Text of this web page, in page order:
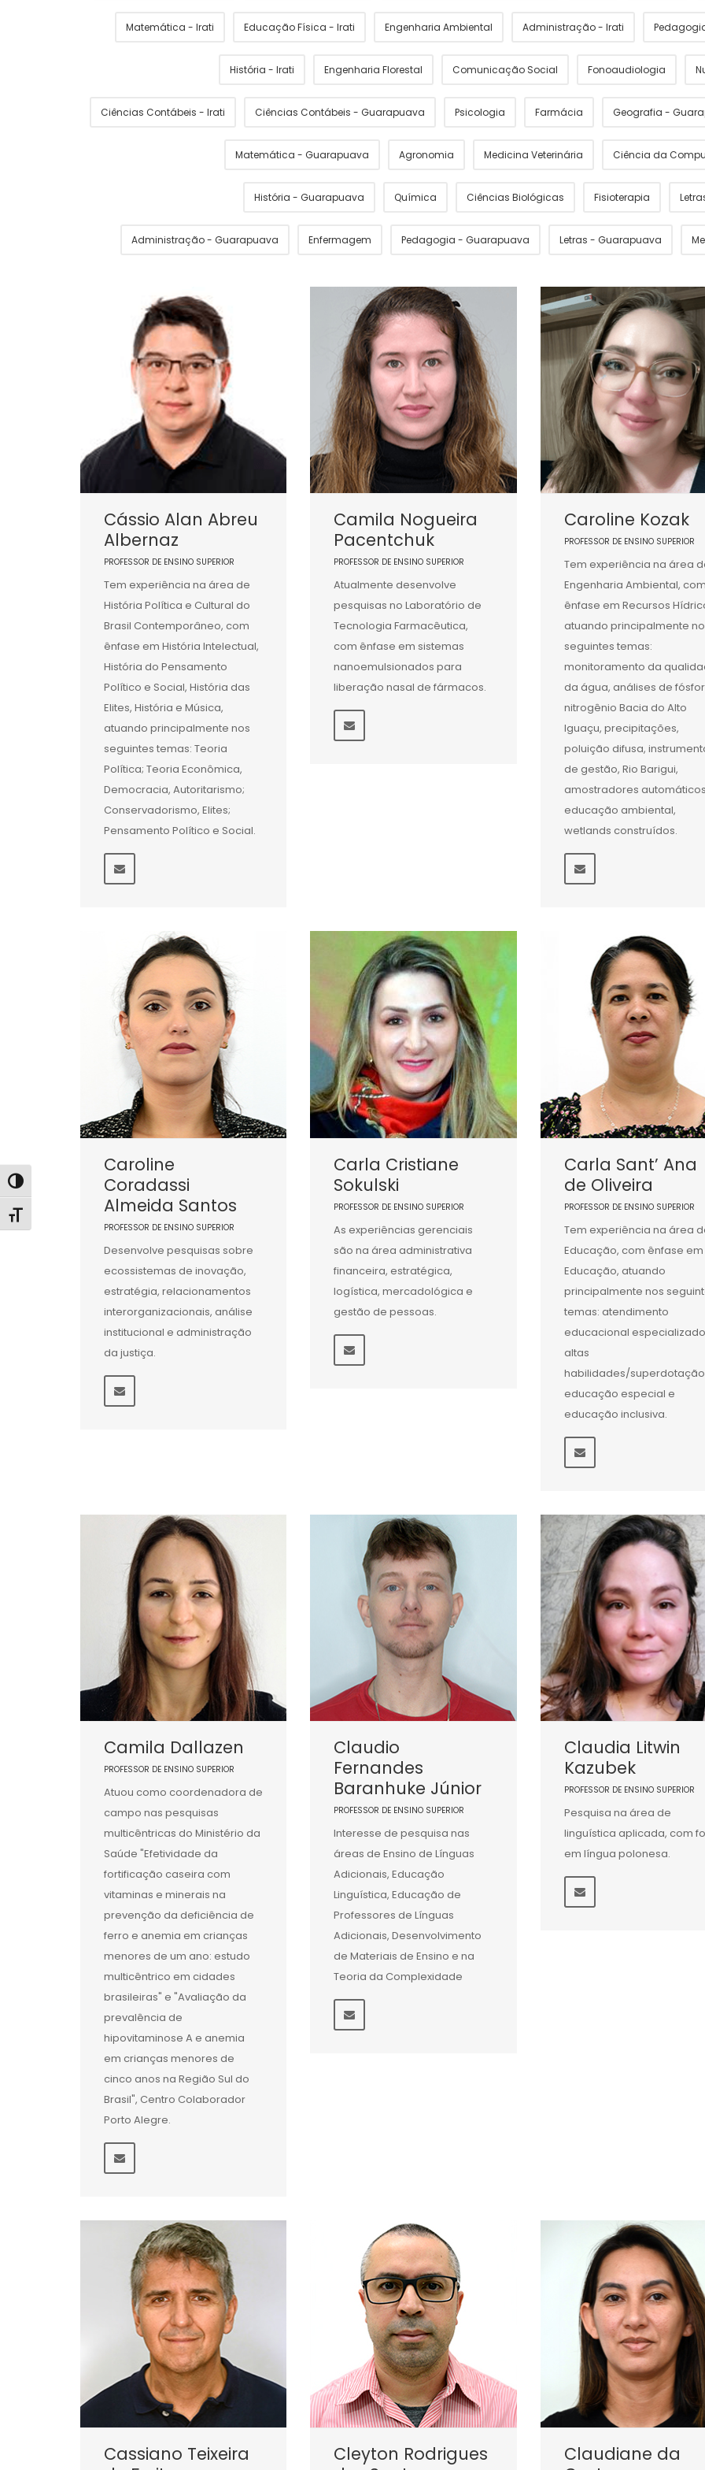
Alternar alto contraste
Alternar tamanho da fonte
Matemática - Irati Educação Física - Irati Engenharia Ambiental Administração - Irati
História - Irati Engenharia Florestal Comunicação Social Fonoaudiologia
Ciências Contábeis - Irati Ciências Contábeis - Guarapuava Psicologia Farmácia Geografia -
Matemática - Guarapuava Agronomia Medicina Veterinária Ciência da
História - Guarapuava Química Ciências Biológicas Fisioterapia
Administração - Guarapuava Enfermagem Pedagogia - Guarapuava Letras - Guarapuava
Cássio Alan Abreu
Albernaz
PROFESSOR DE ENSINO SUPERIOR
Tem experiência na área de
História Política e Cultural do
Brasil Contemporâneo, com
ênfase em História Intelectual,
História do Pensamento
Político e Social, História das
Elites, História e Música,
atuando principalmente nos
seguintes temas: Teoria
Política; Teoria Econômica,
Democracia, Autoritarismo;
Conservadorismo, Elites;
Pensamento Político e Social.
Camila Nogueira
Pacentchuk
PROFESSOR DE ENSINO SUPERIOR
Atualmente desenvolve
pesquisas no Laboratório de
Tecnologia Farmacêutica,
com ênfase em sistemas
nanoemulsionados para
liberação nasal de fármacos.
Caroline Kozak
PROFESSOR DE ENSINO SUPERIOR
Tem experiência na área
Engenharia Ambiental,
ênfase em Recursos
atuando principalmente
seguintes temas:
monitoramento da
da água, análises de
nitrogênio Bacia do Alto
Iguaçu, precipitações,
poluição difusa,
de gestão, Rio Barigui,
amostradores
educação ambiental,
wetlands construídos.
Caroline
Coradassi
Almeida Santos
PROFESSOR DE ENSINO SUPERIOR
Desenvolve pesquisas sobre
ecossistemas de inovação,
estratégia, relacionamentos
interorganizacionais, análise
institucional e administração
da justiça.
Carla Cristiane
Sokulski
PROFESSOR DE ENSINO SUPERIOR
As experiências gerenciais
são na área administrativa
financeira, estratégica,
logística, mercadológica e
gestão de pessoas.
Carla Sant’ Ana
de Oliveira
PROFESSOR DE ENSINO SUPERIOR
Tem experiência na área
Educação, com ênfase em
Educação, atuando
principalmente nos
temas: atendimento
educacional
altas
habilidades/
educação especial e
educação inclusiva.
Camila Dallazen
PROFESSOR DE ENSINO SUPERIOR
Atuou como coordenadora de
campo nas pesquisas
multicêntricas do Ministério da
Saúde "Efetividade da
fortificação caseira com
vitaminas e minerais na
prevenção da deficiência de
ferro e anemia em crianças
menores de um ano: estudo
multicêntrico em cidades
brasileiras" e "Avaliação da
prevalência de
hipovitaminose A e anemia
em crianças menores de
cinco anos na Região Sul do
Brasil", Centro Colaborador
Porto Alegre.
Claudio
Fernandes
Baranhuke Júnior
PROFESSOR DE ENSINO SUPERIOR
Interesse de pesquisa nas
áreas de Ensino de Línguas
Adicionais, Educação
Linguística, Educação de
Professores de Línguas
Adicionais, Desenvolvimento
de Materiais de Ensino e na
Teoria da Complexidade
Claudia Litwin
Kazubek
PROFESSOR DE ENSINO SUPERIOR
Pesquisa na área de
linguística aplicada, com
em língua polonesa.
Cassiano Teixeira
Cleyton Rodrigues
Claudiane da